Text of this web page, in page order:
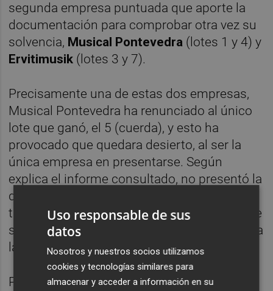
segunda empresa puntuada que aporte la
documentación para comprobar otra vez su
solvencia, Musical Pontevedra (lotes 1 y 4) y
Ervitimusik (lotes 3 y 7).
Precisamente una de estas dos empresas,
Musical Pontevedra ha renunciado al único
lote que ganó, el 5 (cuerda), y esto ha
provocado que quedara desierto, al ser la
única empresa en presentarse. Según
explica el informe consultado, no presentó la
documentación requerida en plazo. Si
también renuncia a los dos nuevos lotes que
se le ha asignado, estos tendrían que pasar a
la tercera empresa en puntuación.
Por otra parte, Ervitimusik también ha sido
Uso responsable de sus
datos
Nosotros y nuestros socios utilizamos
cookies y tecnologías similares para
almacenar y acceder a información en su